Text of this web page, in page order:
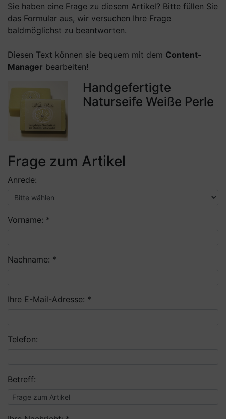
Sie haben eine Frage zu diesem Artikel? Bitte füllen Sie
das Formular aus, wir versuchen Ihre Frage
baldmöglichst zu beantworten.
Diesen Text können sie bequem mit dem Content-
Manager bearbeiten!
Handgefertigte
Naturseife Weiße Perle
Frage zum Artikel
Anrede:
Vorname: *
Nachname: *
Ihre E-Mail-Adresse: *
Telefon:
Betreff: